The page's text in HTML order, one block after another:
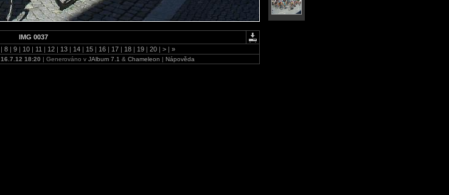
IMG 0037
| 8 | 9 | 10 | 11 | 12 | 13 | 14 | 15 | 16 | 17 | 18 | 19 | 20 | > | »
16.7.12 18:20 | Generováno v JAlbum 7.1 & Chameleon | Nápověda